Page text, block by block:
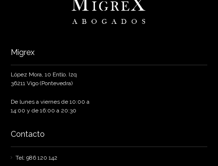
Migrex
López Mora, 10 Entlo. Izq
36211 Vigo (Pontevedra)
De lunes a viernes de 10:00 a
14:00 y de 16:00 a 20:30
Contacto
Tel: 986 120 142